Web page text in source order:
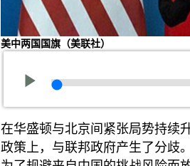
美中两国国旗（美联社）
在华盛顿与北京间紧张局势持续
政策上，与联邦政府产生了分歧